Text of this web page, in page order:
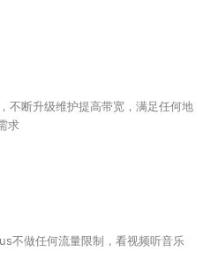
不断升级维护提高带宽，满足任何地
求
不做任何流量限制，看视频听音乐